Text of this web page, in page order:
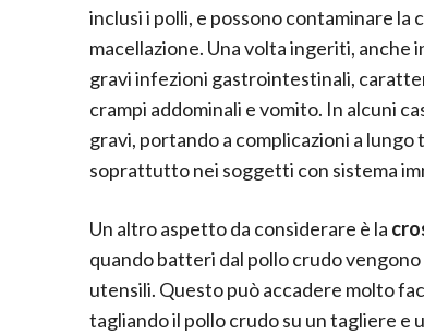
inclusi i polli, e possono contaminare la
macellazione. Una volta ingeriti, anche
gravi infezioni gastrointestinali,
crampi addominali e vomito. In alcuni
gravi, portando a complicazioni a
soprattutto nei soggetti con sistema
Un altro aspetto da considerare è la
quando batteri dal pollo crudo
utensili. Questo può accadere molto
tagliando il pollo crudo su un tagliere e